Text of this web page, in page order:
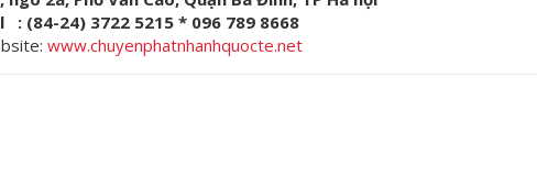
: (84-24) 3722 5215 * 096 789 8668
www.chuyenphatnhanhquocte.net